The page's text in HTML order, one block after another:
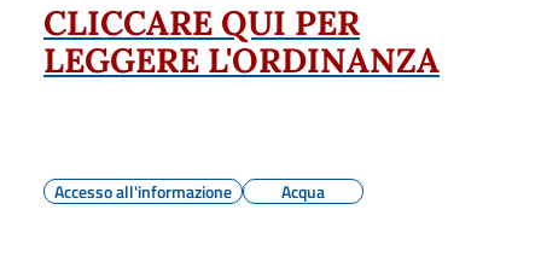
CLICCARE QUI PER
LEGGERE L'ORDINANZA
Accesso all'informazione Acqua